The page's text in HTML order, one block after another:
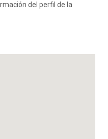
del perfil de la